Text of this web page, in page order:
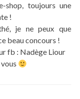
shop, toujours une
!
je ne peux que
beau concours !
fb : Nadège Liour